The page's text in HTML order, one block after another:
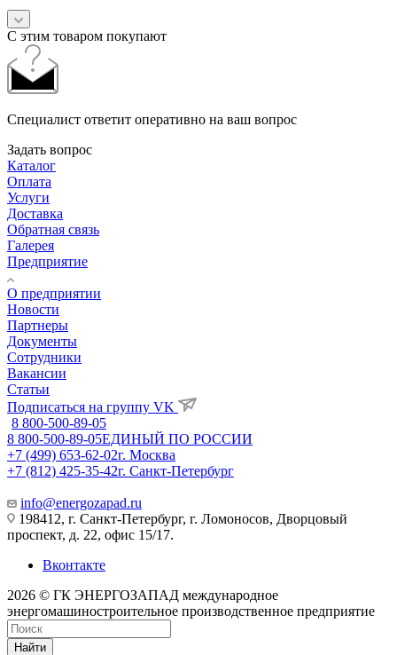
С этим товаром покупают
Специалист ответит оперативно на ваш вопрос
Задать вопрос
Каталог
Оплата
Услуги
Доставка
Обратная связь
Галерея
Предприятие
О предприятии
Новости
Партнеры
Документы
Сотрудники
Вакансии
Статьи
Подписаться на группу VK
8 800-500-89-05
8 800-500-89-05ЕДИНЫЙ ПО РОССИИ
+7 (499) 653-62-02г. Москва
+7 (812) 425-35-42г. Санкт-Петербург
info@energozapad.ru
198412, г. Санкт-Петербург, г. Ломоносов, Дворцовый
проспект, д. 22, офис 15/17.
Вконтакте
2026 © ГК ЭНЕРГОЗАПАД международное
энергомашиностроительное производственное предприятие
Найти